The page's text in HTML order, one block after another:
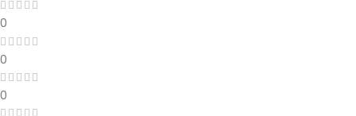
0
0
0